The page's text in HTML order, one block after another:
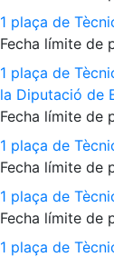
1 plaça de
Fecha límite de
1 plaça de
la Diputació de
Fecha límite de
1 plaça de
Fecha límite de
1 plaça de
Fecha límite de
1 plaça de